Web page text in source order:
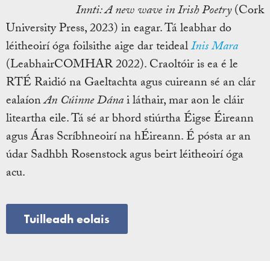
Innti: A new wave in Irish Poetry(Cork
University Press, 2023) in eagar. Tá leabhar do
léitheoirí óga foilsithe aige dar teidealInis Mara
(LeabhairCOMHAR 2022). Craoltóir is ea é le
RTÉ Raidió na Gaeltachta agus cuireann sé an clár
ealaíonAn Cúinne Dánai láthair, mar aon le cláir
liteartha eile. Tá sé ar bhord stiúrtha Éigse Éireann
agus Áras Scríbhneoirí na hÉireann. É pósta ar an
údar Sadhbh Rosenstock agus beirt léitheoirí óga
acu.
Tuilleadh eolais